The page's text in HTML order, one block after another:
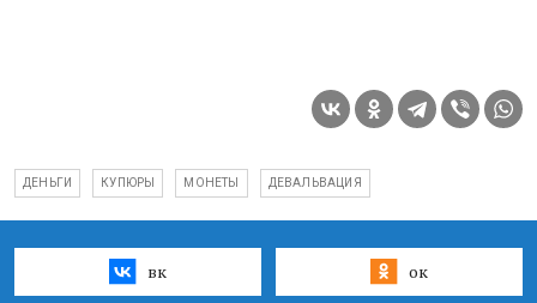
ДЕНЬГИ КУПЮРЫ МОНЕТЫ ДЕВАЛЬВАЦИЯ
вк ок